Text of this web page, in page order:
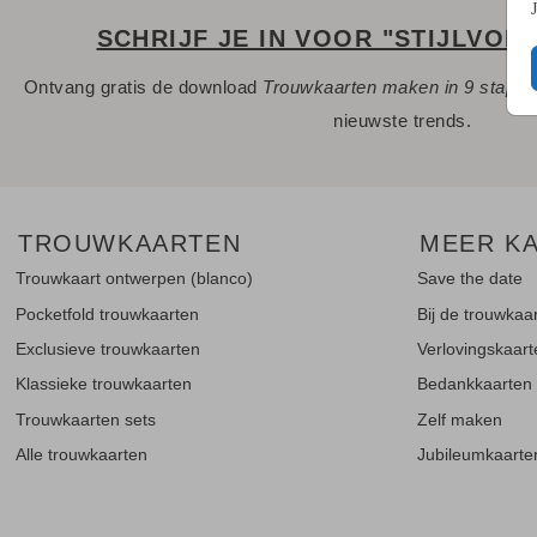
SCHRIJF JE IN VOOR
Ontvang gratis de download Trouwkaarten maken in 9
nieuwste trends.
TROUWKAARTEN
Trouwkaart ontwerpen (blanco)
Pocketfold trouwkaarten
Exclusieve trouwkaarten
Klassieke trouwkaarten
Trouwkaarten sets
Alle trouwkaarten
MEER
Save the date
Bij de
Bedankkaarten
Zelf maken